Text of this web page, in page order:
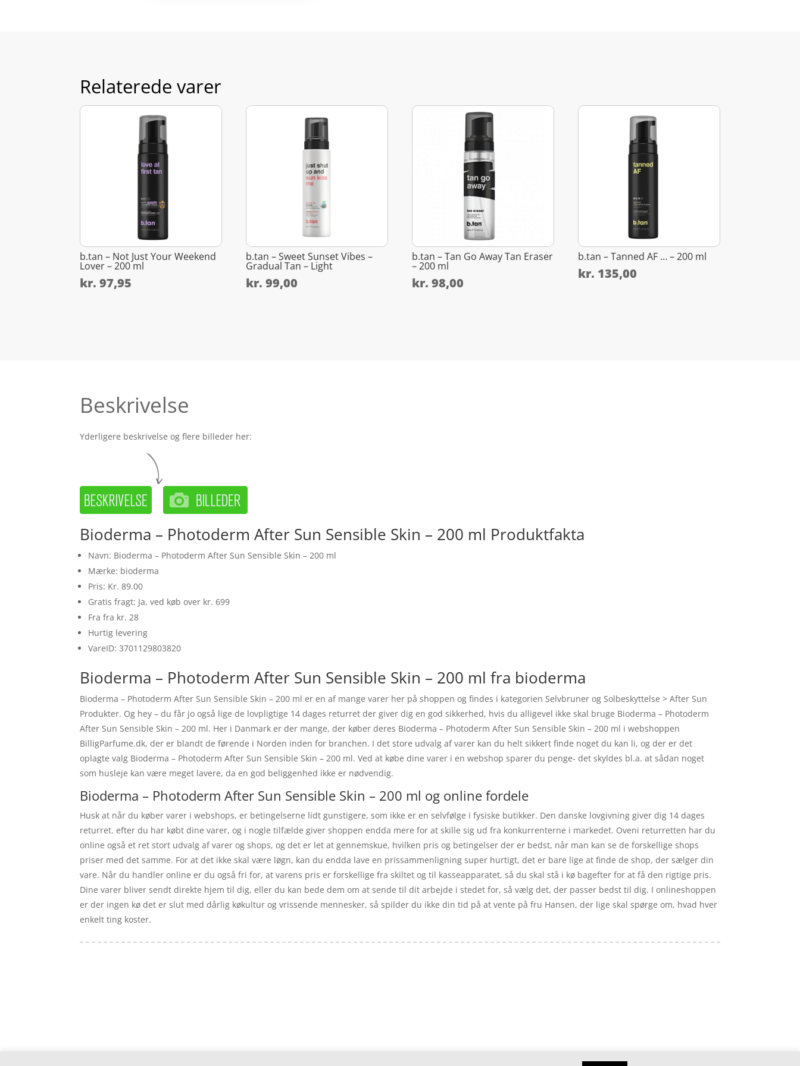
Relaterede varer
b.tan – Not Just Your Weekend
Lover – 200 ml
kr. 97,95
b.tan – Sweet Sunset Vibes –
Gradual Tan – Light
kr. 99,00
b.tan – Tan Go Away Tan Eraser
– 200 ml
kr. 98,00
b.tan – Tanned AF … – 200 ml
kr. 135,00
Beskrivelse
Yderligere beskrivelse og flere billeder her:
Bioderma – Photoderm After Sun Sensible Skin – 200 ml Produktfakta
Navn: Bioderma – Photoderm After Sun Sensible Skin – 200 ml
Mærke: bioderma
Pris: Kr. 89.00
Gratis fragt: Ja, ved køb over kr. 699
Fra fra kr. 28
Hurtig levering
VareID: 3701129803820
Bioderma – Photoderm After Sun Sensible Skin – 200 ml fra bioderma
Bioderma – Photoderm After Sun Sensible Skin – 200 ml er en af mange varer her på shoppen og findes i kategorien Selvbruner og Solbeskyttelse > After Sun
Produkter. Og hey – du får jo også lige de lovpligtige 14 dages returret der giver dig en god sikkerhed, hvis du alligevel ikke skal bruge Bioderma – Photoderm
After Sun Sensible Skin – 200 ml. Her i Danmark er der mange, der køber deres Bioderma – Photoderm After Sun Sensible Skin – 200 ml i webshoppen
BilligParfume.dk, der er blandt de førende i Norden inden for branchen. I det store udvalg af varer kan du helt sikkert finde noget du kan li, og der er det
oplagte valg Bioderma – Photoderm After Sun Sensible Skin – 200 ml. Ved at købe dine varer i en webshop sparer du penge- det skyldes bl.a. at sådan noget
som husleje kan være meget lavere, da en god beliggenhed ikke er nødvendig.
Bioderma – Photoderm After Sun Sensible Skin – 200 ml og online fordele
Husk at når du køber varer i webshops, er betingelserne lidt gunstigere, som ikke er en selvfølge i fysiske butikker. Den danske lovgivning giver dig 14 dages
returret. efter du har købt dine varer, og i nogle tilfælde giver shoppen endda mere for at skille sig ud fra konkurrenterne i markedet. Oveni returretten har du
online også et ret stort udvalg af varer og shops, og det er let at gennemskue, hvilken pris og betingelser der er bedst, når man kan se de forskellige shops
priser med det samme. For at det ikke skal være løgn, kan du endda lave en prissammenligning super hurtigt, det er bare lige at finde de shop, der sælger din
vare. Når du handler online er du også fri for, at varens pris er forskellige fra skiltet og til kasseapparatet, så du skal stå i kø bagefter for at få den rigtige pris.
Dine varer bliver sendt direkte hjem til dig, eller du kan bede dem om at sende til dit arbejde i stedet for, så vælg det, der passer bedst til dig. I onlineshoppen
er der ingen kø det er slut med dårlig køkultur og vrissende mennesker, så spilder du ikke din tid på at vente på fru Hansen, der lige skal spørge om, hvad hver
enkelt ting koster.